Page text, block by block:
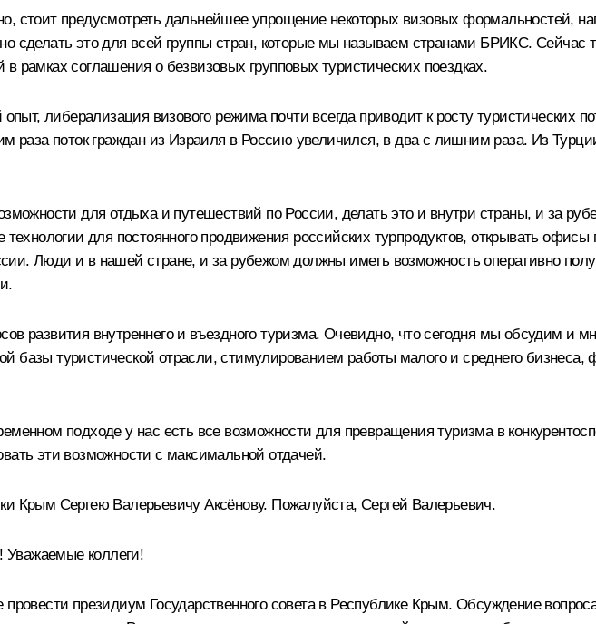
стоит предусмотреть дальнейшее упрощение некоторых визовых формальностей,
сделать это для всей группы стран, которые мы называем странами БРИКС. Сейчас
рамках соглашения о безвизовых групповых туристических поездках.
либерализация визового режима почти всегда приводит к росту туристических
раза поток граждан из Израиля в Россию увеличился, в два с лишним раза. Из
для отдыха и путешествий по России, делать это и внутри страны, и за
для постоянного продвижения российских турпродуктов, открывать офисы
Люди и в нашей стране, и за рубежом должны иметь возможность оперативно
развития внутреннего и въездного туризма. Очевидно, что сегодня мы обсудим и
базы туристической отрасли, стимулированием работы малого и среднего
подходе у нас есть все возможности для превращения туризма в
эти возможности с максимальной отдачей.
Крым Сергею Валерьевичу Аксёнову. Пожалуйста, Сергей Валерьевич.
коллеги!
президиум Государственного совета в Республике Крым. Обсуждение